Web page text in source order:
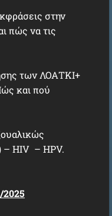
στην
πώς να τις
των ΛΟΑΤΚΙ+
και πού
– HIV – HPV.